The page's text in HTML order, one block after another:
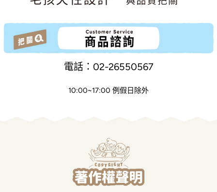
電話：02-26550567
10:00~17:00 例假日除外